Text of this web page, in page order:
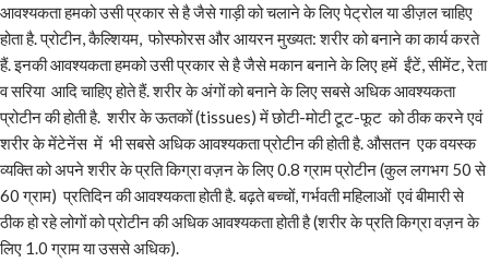
आवश्यकता हमको उसी प्रकार से है जैसे गाड़ी को चलाने के लिए पेट्रोल या डीज़ल चाहिए
होता है. प्रोटीन, कैल्शियम, फोस्फोरस और आयरन मुख्यत: शरीर को बनाने का कार्य करते
हैं. इनकी आवश्यकता हमको उसी प्रकार से है जैसे मकान बनाने के लिए हमें ईंटें, सीमेंट, रेता
व सरिया आदि चाहिए होते हैं. शरीर के अंगों को बनाने के लिए सबसे अधिक आवश्यकता
प्रोटीन की होती है. शरीर के ऊतकों (tissues) में छोटी-मोटी टूट-फूट को ठीक करने एवं
शरीर के मेंटेनेंस में भी सबसे अधिक आवश्यकता प्रोटीन की होती है. औसतन एक वयस्क
व्यक्ति को अपने शरीर के प्रति किग्रा वज़न के लिए 0.8 ग्राम प्रोटीन (कुल लगभग 50 से
60 ग्राम) प्रतिदिन की आवश्यकता होती है. बढ़ते बच्चों, गर्भवती महिलाओं एवं बीमारी से
ठीक हो रहे लोगों को प्रोटीन की अधिक आवश्यकता होती है (शरीर के प्रति किग्रा वज़न के
लिए 1.0 ग्राम या उससे अधिक).